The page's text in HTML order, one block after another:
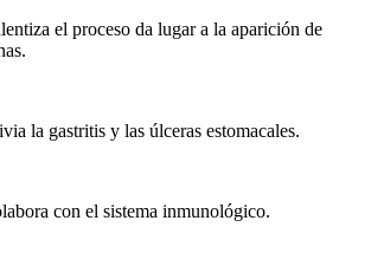
el proceso da lugar a la aparición de
la gastritis y las úlceras estomacales.
con el sistema inmunológico.